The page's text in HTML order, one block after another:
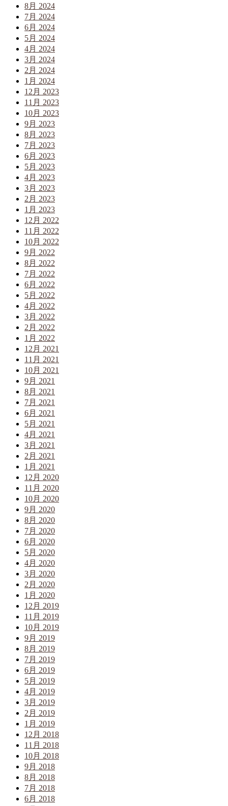
8月 2024
7月 2024
6月 2024
5月 2024
4月 2024
3月 2024
2月 2024
1月 2024
12月 2023
11月 2023
10月 2023
9月 2023
8月 2023
7月 2023
6月 2023
5月 2023
4月 2023
3月 2023
2月 2023
1月 2023
12月 2022
11月 2022
10月 2022
9月 2022
8月 2022
7月 2022
6月 2022
5月 2022
4月 2022
3月 2022
2月 2022
1月 2022
12月 2021
11月 2021
10月 2021
9月 2021
8月 2021
7月 2021
6月 2021
5月 2021
4月 2021
3月 2021
2月 2021
1月 2021
12月 2020
11月 2020
10月 2020
9月 2020
8月 2020
7月 2020
6月 2020
5月 2020
4月 2020
3月 2020
2月 2020
1月 2020
12月 2019
11月 2019
10月 2019
9月 2019
8月 2019
7月 2019
6月 2019
5月 2019
4月 2019
3月 2019
2月 2019
1月 2019
12月 2018
11月 2018
10月 2018
9月 2018
8月 2018
7月 2018
6月 2018